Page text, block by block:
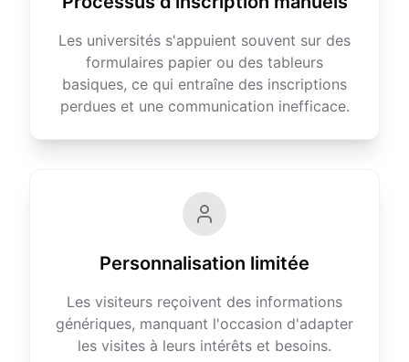
Les universités s'appuient souvent sur des
formulaires papier ou des tableurs
basiques, ce qui entraîne des inscriptions
perdues et une communication inefficace.
Personnalisation limitée
Les visiteurs reçoivent des informations
génériques, manquant l'occasion d'adapter
les visites à leurs intérêts et besoins.